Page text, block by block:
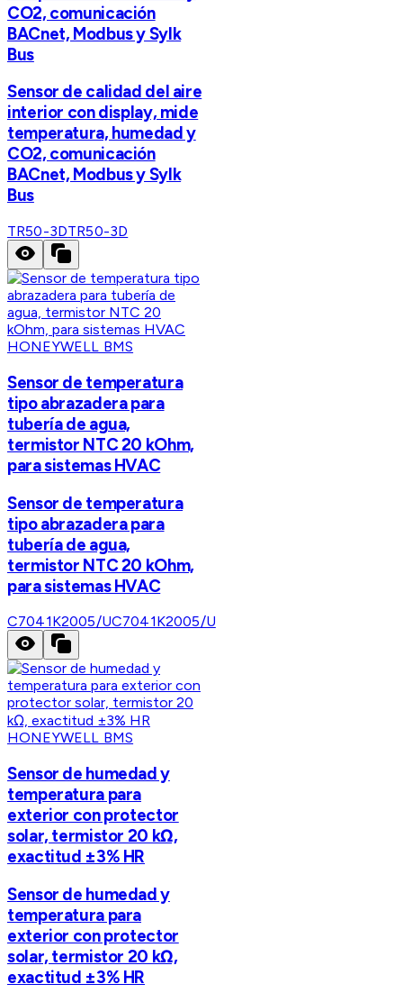
CO2, comunicación
BACnet, Modbus y Sylk
Bus
Sensor de calidad del aire
interior con display, mide
temperatura, humedad y
CO2, comunicación
BACnet, Modbus y Sylk
Bus
TR50-3DTR50-3D
HONEYWELL BMS
Sensor de temperatura
tipo abrazadera para
tubería de agua,
termistor NTC 20 kOhm,
para sistemas HVAC
Sensor de temperatura
tipo abrazadera para
tubería de agua,
termistor NTC 20 kOhm,
para sistemas HVAC
C7041K2005/UC7041K2005/U
HONEYWELL BMS
Sensor de humedad y
temperatura para
exterior con protector
solar, termistor 20 kΩ,
exactitud ±3% HR
Sensor de humedad y
temperatura para
exterior con protector
solar, termistor 20 kΩ,
exactitud ±3% HR